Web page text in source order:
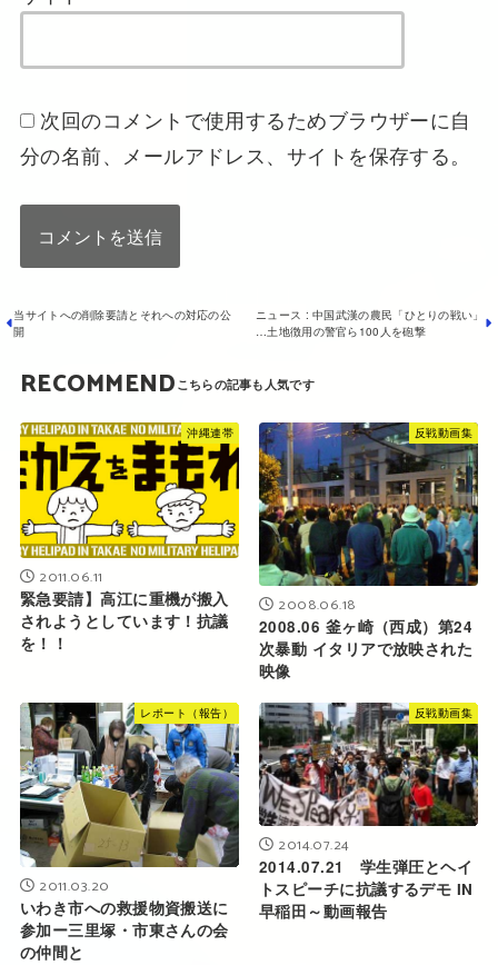
次回のコメントで使用するためブラウザーに自
分の名前、メールアドレス、サイトを保存する。
ニュース : 中国武漢の農民「ひとりの戦い」
…土地徴用の警官ら100人を砲撃
当サイトへの削除要請とそれへの対応の公
開
RECOMMEND
沖縄連帯
2011.06.11
緊急要請】高江に重機が搬入
されようとしています！抗議
を！！
反戦動画集
2008.06.18
2008.06 釜ヶ崎（西成）第24
次暴動 イタリアで放映された
映像
レポート（報告）
2011.03.20
いわき市への救援物資搬送に
参加ー三里塚・市東さんの会
の仲間と
反戦動画集
2014.07.24
2014.07.21 学生弾圧とヘイ
トスピーチに抗議するデモ IN
早稲田～動画報告